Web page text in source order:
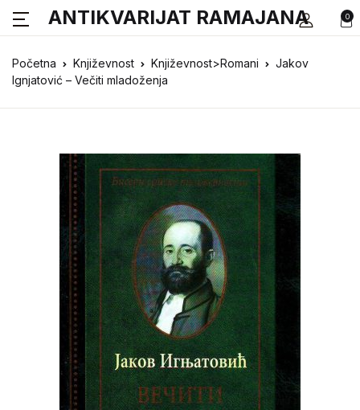
0
ANTIKVARIJAT RAMAJANA
Početna Književnost Književnost>Romani
Jakov
Ignjatović – Večiti mladoženja